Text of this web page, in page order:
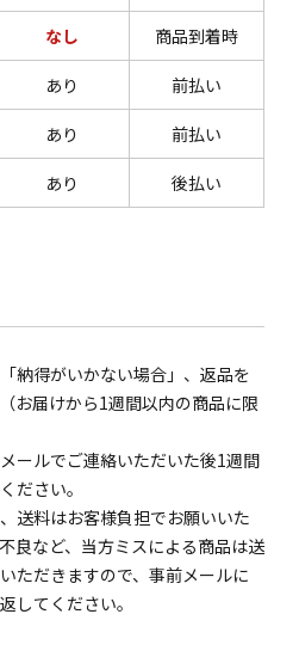
なし 商品到着時
あり 前払い
あり 前払い
あり 後払い
納得がいかない場合」、返品を
お届けから1週間以内の商品に限
ールでご連絡いただいた後1週間
ださい。
送料はお客様負担でお願いいた
良など、当方ミスによる商品は送
ただきますので、事前メールに
してください。